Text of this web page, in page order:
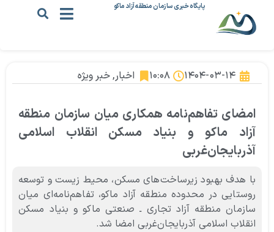
پایگاه خبری سازمان منطقه آزاد ماکو
۱۴۰۴-۰۳-۱۴ ۱۰:۰۸ اخبار,خبر ویژه
امضای تفاهم‌نامه همکاری میان سازمان منطقه
آزاد ماکو و بنیاد مسکن انقلاب اسلامی
آذربایجان‌غربی
با هدف بهبود زیرساخت‌های مسکن، محیط زیست و توسعه
روستایی در محدوده منطقه آزاد ماکو، تفاهم‌نامه‌ای میان
سازمان منطقه آزاد تجاری ـ صنعتی ماکو و بنیاد مسکن
انقلاب اسلامی آذربایجان‌غربی امضا شد.